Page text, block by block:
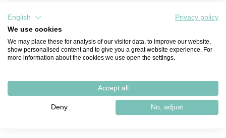
English
Privacy policy
We use cookies
We may place these for analysis of our visitor data, to improve our website,
show personalised content and to give you a great website experience. For
more information about the cookies we use open the settings.
Accept all
Deny No, adjust